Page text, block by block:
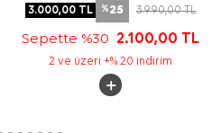
3.000,00TL %25 3.990,00TL
Sepette %30 2.100,00 TL
2 ve üzeri +% 20 indirim